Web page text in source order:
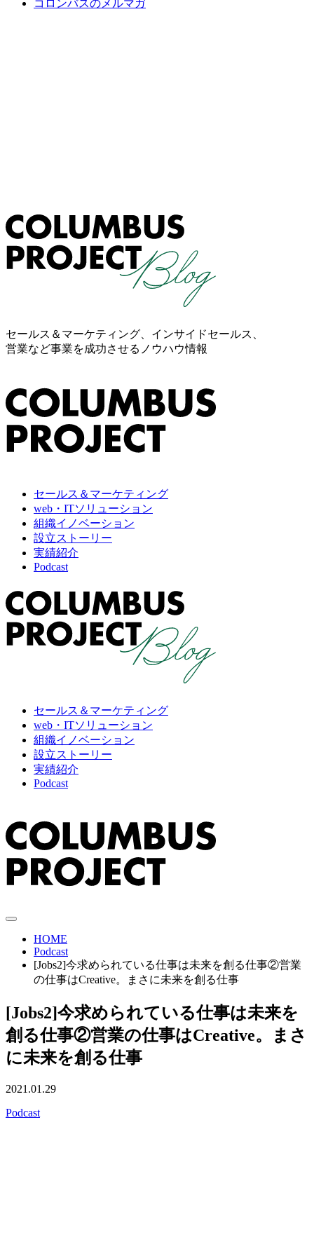
コロンバスのメルマガ
セールス＆マーケティング、インサイドセールス、
営業など事業を成功させるノウハウ情報
セールス＆マーケティング
web・ITソリューション
組織イノベーション
設立ストーリー
実績紹介
Podcast
セールス＆マーケティング
web・ITソリューション
組織イノベーション
設立ストーリー
実績紹介
Podcast
HOME
Podcast
[Jobs2]今求められている仕事は未来を創る仕事②営業
の仕事はCreative。まさに未来を創る仕事
[Jobs2]今求められている仕事は未来を
創る仕事②営業の仕事はCreative。まさ
に未来を創る仕事
2021.01.29
Podcast